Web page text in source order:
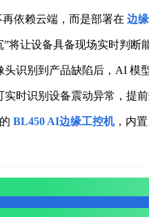
依赖云端，而是部署在 边
”将让设备具备现场实时判断
头识别到产品缺陷后，AI 模
实时识别设备震动异常，提前
BL450 AI边缘工控机，内置